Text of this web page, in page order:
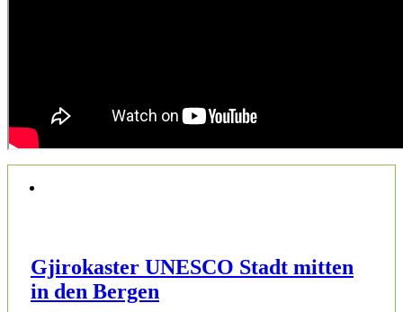
Gjirokaster UNESCO Stadt mitten
in den Bergen